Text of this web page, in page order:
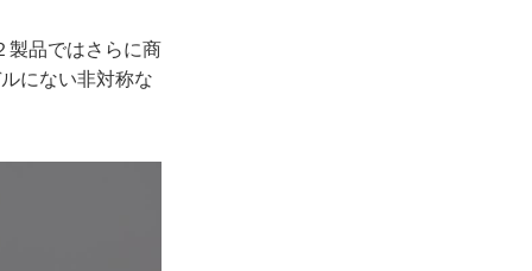
製品ではさらに商
にない非対称な